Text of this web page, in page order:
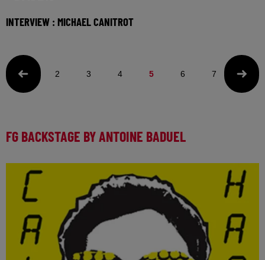
INTERVIEW : MICHAEL CANITROT
2 3 4 5 6 7 8
FG BACKSTAGE BY ANTOINE BADUEL